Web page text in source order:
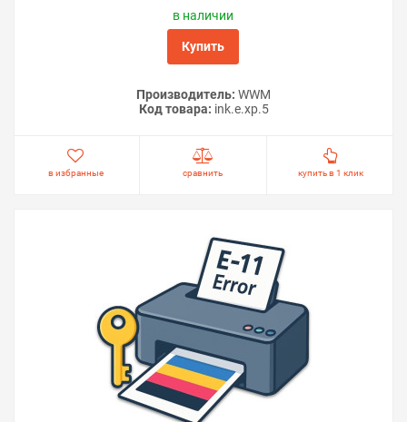
в наличии
Купить
Производитель: WWM
Код товара: ink.e.xp.5
в избранные сравнить купить в 1 клик